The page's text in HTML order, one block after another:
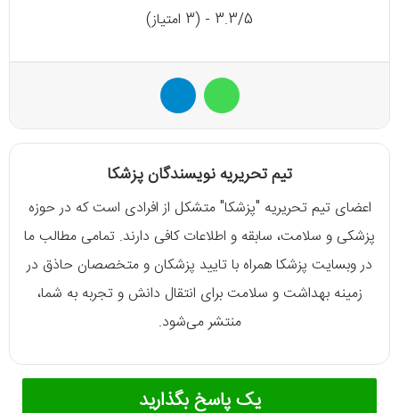
3.3/5 - (3 امتیاز)
واتس آپ
تیم تحریریه نویسندگان پزشکا
اعضای تیم تحریریه "پزشکا" متشکل از افرادی است که در حوزه
پزشکی و سلامت، سابقه و اطلاعات کافی دارند. تمامی مطالب ما
در وبسایت پزشکا همراه با تایید پزشکان و متخصصان حاذق در
زمینه بهداشت و سلامت برای انتقال دانش و تجربه به شما،
منتشر می‌شود.
یک پاسخ بگذارید